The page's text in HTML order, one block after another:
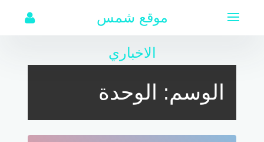
موقع شمس
الاخباري
الوسم: الوحدة